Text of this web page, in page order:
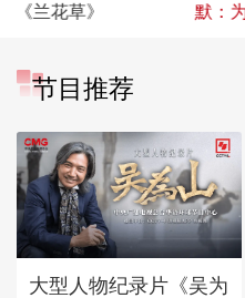
《兰花草》
默：
节目推荐
大型人物纪录片《吴为